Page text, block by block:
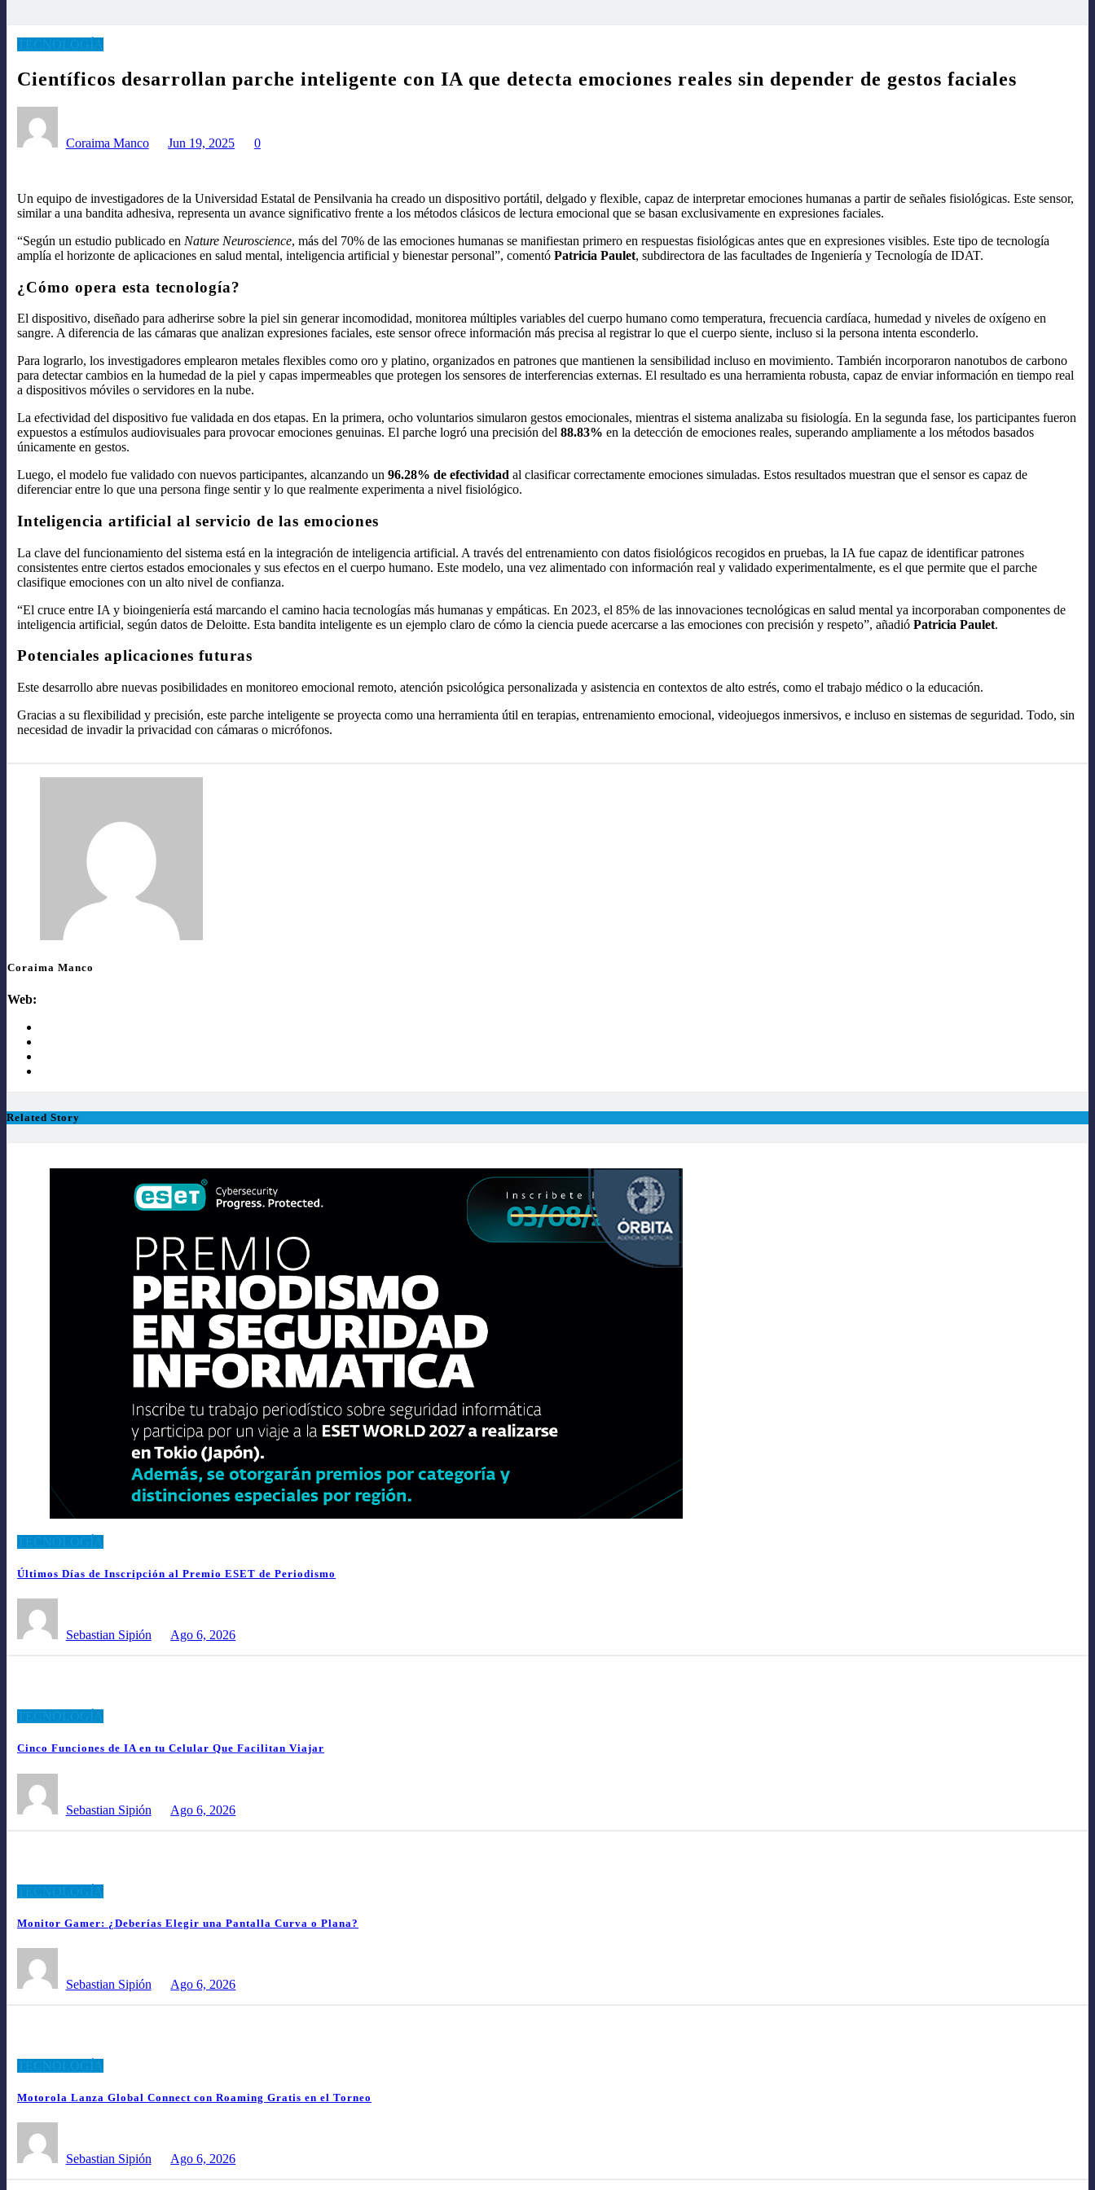
Científicos desarrollan parche inteligente con IA que detecta emociones reales sin depender de gestos faciales
Coraima Manco Jun 19, 2025 0
Un equipo de investigadores de la Universidad Estatal de Pensilvania ha creado un dispositivo portátil, delgado y flexible, capaz de interpretar emociones humanas a partir de señales fisiológicas. Este sensor,
similar a una bandita adhesiva, representa un avance significativo frente a los métodos clásicos de lectura emocional que se basan exclusivamente en expresiones faciales.
“Según un estudio publicado en Nature Neuroscience, más del 70% de las emociones humanas se manifiestan primero en respuestas fisiológicas antes que en expresiones visibles. Este tipo de tecnología
amplía el horizonte de aplicaciones en salud mental, inteligencia artificial y bienestar personal”, comentó Patricia Paulet, subdirectora de las facultades de Ingeniería y Tecnología de IDAT.
¿Cómo opera esta tecnología?
El dispositivo, diseñado para adherirse sobre la piel sin generar incomodidad, monitorea múltiples variables del cuerpo humano como temperatura, frecuencia cardíaca, humedad y niveles de oxígeno en
sangre. A diferencia de las cámaras que analizan expresiones faciales, este sensor ofrece información más precisa al registrar lo que el cuerpo siente, incluso si la persona intenta esconderlo.
Para lograrlo, los investigadores emplearon metales flexibles como oro y platino, organizados en patrones que mantienen la sensibilidad incluso en movimiento. También incorporaron nanotubos de carbono
para detectar cambios en la humedad de la piel y capas impermeables que protegen los sensores de interferencias externas. El resultado es una herramienta robusta, capaz de enviar información en tiempo real
a dispositivos móviles o servidores en la nube.
La efectividad del dispositivo fue validada en dos etapas. En la primera, ocho voluntarios simularon gestos emocionales, mientras el sistema analizaba su fisiología. En la segunda fase, los participantes fueron
expuestos a estímulos audiovisuales para provocar emociones genuinas. El parche logró una precisión del 88.83% en la detección de emociones reales, superando ampliamente a los métodos basados
únicamente en gestos.
Luego, el modelo fue validado con nuevos participantes, alcanzando un 96.28% de efectividad al clasificar correctamente emociones simuladas. Estos resultados muestran que el sensor es capaz de
diferenciar entre lo que una persona finge sentir y lo que realmente experimenta a nivel fisiológico.
Inteligencia artificial al servicio de las emociones
La clave del funcionamiento del sistema está en la integración de inteligencia artificial. A través del entrenamiento con datos fisiológicos recogidos en pruebas, la IA fue capaz de identificar patrones
consistentes entre ciertos estados emocionales y sus efectos en el cuerpo humano. Este modelo, una vez alimentado con información real y validado experimentalmente, es el que permite que el parche
clasifique emociones con un alto nivel de confianza.
“El cruce entre IA y bioingeniería está marcando el camino hacia tecnologías más humanas y empáticas. En 2023, el 85% de las innovaciones tecnológicas en salud mental ya incorporaban componentes de
inteligencia artificial, según datos de Deloitte. Esta bandita inteligente es un ejemplo claro de cómo la ciencia puede acercarse a las emociones con precisión y respeto”, añadió Patricia Paulet.
Potenciales aplicaciones futuras
Este desarrollo abre nuevas posibilidades en monitoreo emocional remoto, atención psicológica personalizada y asistencia en contextos de alto estrés, como el trabajo médico o la educación.
Gracias a su flexibilidad y precisión, este parche inteligente se proyecta como una herramienta útil en terapias, entrenamiento emocional, videojuegos inmersivos, e incluso en sistemas de seguridad. Todo, sin
necesidad de invadir la privacidad con cámaras o micrófonos.
Coraima Manco
Web:
Related Story
Últimos Días de Inscripción al Premio ESET de Periodismo
Sebastian Sipión Ago 6, 2026
Cinco Funciones de IA en tu Celular Que Facilitan Viajar
Sebastian Sipión Ago 6, 2026
Monitor Gamer: ¿Deberías Elegir una Pantalla Curva o Plana?
Sebastian Sipión Ago 6, 2026
Motorola Lanza Global Connect con Roaming Gratis en el Torneo
Sebastian Sipión Ago 6, 2026